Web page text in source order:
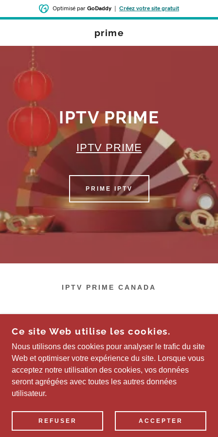
Optimisé par GoDaddy Créez votre site gratuit
prime
IPTV PRIME
IPTV PRIME
PRIME IPTV
IPTV PRIME CANADA
COPYRIGHT © 2025 PRIME - TOUS DROITS
RÉSERVÉS.
OPTIMISÉ PAR
Politique de confidentialité
Ce site Web utilise les cookies.
Nous utilisons des cookies pour analyser le trafic du site
Web et optimiser votre expérience du site. Lorsque vous
acceptez notre utilisation des cookies, vos données
seront agrégées avec toutes les autres données
utilisateur.
REFUSER ACCEPTER